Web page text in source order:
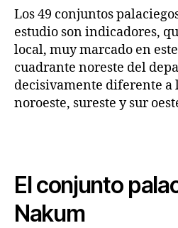
Los 49 conjuntos
estudio son indicadores,
local, muy marcado en
cuadrante noreste del
decisivamente diferente a
noroeste, sureste y sur
El conjunto
Nakum